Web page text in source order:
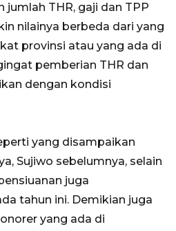
jumlah THR, gaji dan TPP
nilainya berbeda dari yang
provinsi atau yang ada di
pemberian THR dan
dengan kondisi
yang disampaikan
Sujiwo sebelumnya, selain
juga
tahun ini. Demikian juga
yang ada di